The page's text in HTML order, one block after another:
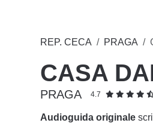
REP. CECA PRAGA
CASA
PRAGA 4.7
Audioguida originale